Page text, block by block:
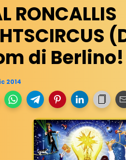
RONCALLIS
di Berlino!
2014